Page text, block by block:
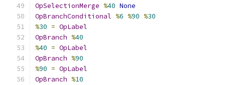
OpSelectionMerge %40 None
OpBranchConditional %6 %90 %30
%30 = OpLabel
OpBranch %40
%40 = OpLabel
OpBranch %90
%90 = OpLabel
OpBranch %10